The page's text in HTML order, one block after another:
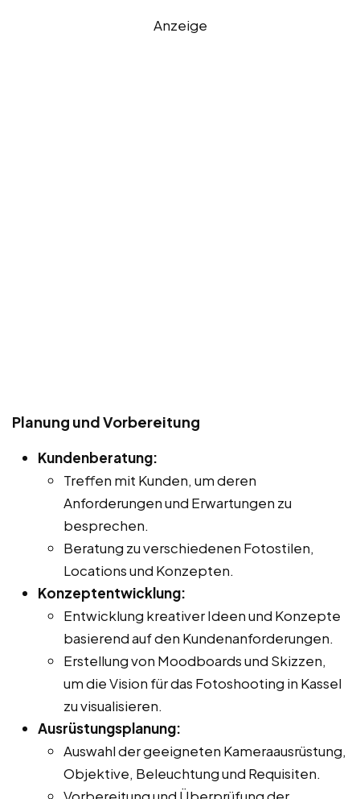
Anzeige
Planung und Vorbereitung
Kundenberatung:
Treffen mit Kunden, um deren
Anforderungen und Erwartungen zu
besprechen.
Beratung zu verschiedenen Fotostilen,
Locations und Konzepten.
Konzeptentwicklung:
Entwicklung kreativer Ideen und Konzepte
basierend auf den Kundenanforderungen.
Erstellung von Moodboards und Skizzen,
um die Vision für das Fotoshooting in Kassel
zu visualisieren.
Ausrüstungsplanung:
Auswahl der geeigneten Kameraausrüstung,
Objektive, Beleuchtung und Requisiten.